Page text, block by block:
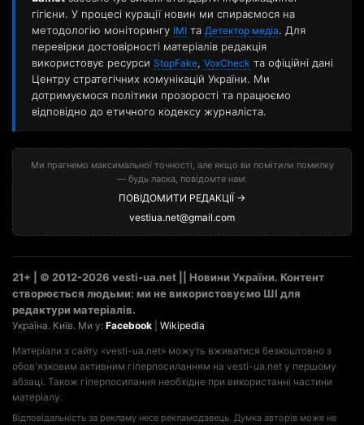
гігієни. У процесі курації новин ми спираємося на
методологію моніторингу ІМІ та Детектор медіа. Для
перевірки достовірності матеріалів редакція
використовує ресурси StopFake, VoxCheck та офіційні дані
Центру стратегічних комунікацій України. Ми
дотримуємося політики прозорості та працюємо
відповідно до етичного кодексу журналіста.
Ми прагнемо максимальної точності, але якщо ви помітили помилку
— будь ласка, повідомте нам:
ПОВІДОМИТИ РЕДАКЦІЇ →
vestiua.net@gmail.com
21+ | © 2012-2026 vesti-ua.net || Новини України. Контент
створюється людьми: ми не використовуємо ШІ для
редактури матеріалів.
Україна. Київ. Ми у: Facebook Wikipedia
Матеріали з сайту «vesti-ua.net» можуть вживатися безкоштовно з
обов'язковим активним гіперпосиланням на vesti-ua.net у першому
абзаці. Також гіперпосилання необхідне при використанні частини
матеріалу.
Відповідальність за рекламу несе рекламодавець. Думка авторів може не